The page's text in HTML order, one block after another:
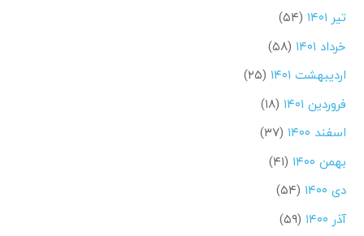
تیر ۱۴۰۱
(۵۴)
خرداد ۱۴۰۱
(۵۸)
اردیبهشت ۱۴۰۱
(۲۵)
فروردین ۱۴۰۱
(۱۸)
اسفند ۱۴۰۰
(۳۷)
بهمن ۱۴۰۰
(۴۱)
دی ۱۴۰۰
(۵۴)
آذر ۱۴۰۰
(۵۹)